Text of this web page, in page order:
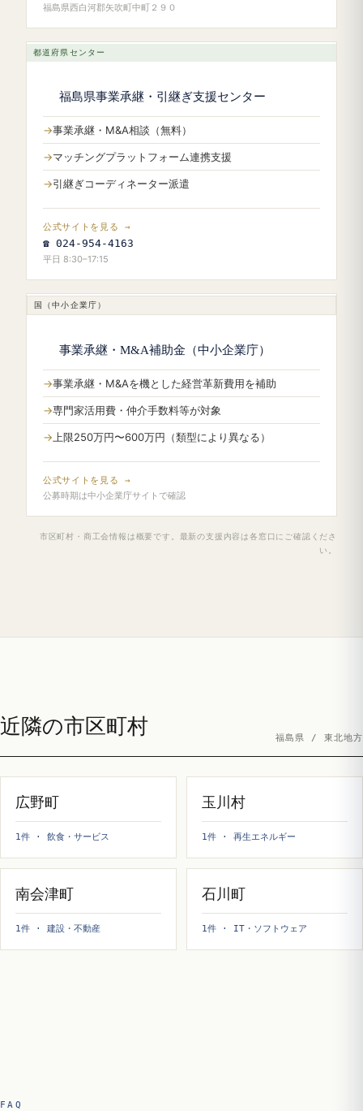
福島県西白河郡矢吹町中町２９０
都道府県センター
福島県事業承継・引継ぎ支援センター
事業承継・M&A相談（無料）
マッチングプラットフォーム連携支援
引継ぎコーディネーター派遣
公式サイトを見る →
☎ 024-954-4163
平日 8:30–17:15
国（中小企業庁）
事業承継・M&A補助金（中小企業庁）
事業承継・M&Aを機とした経営革新費用を補助
専門家活用費・仲介手数料等が対象
上限250万円〜600万円（類型により異なる）
公式サイトを見る →
公募時期は中小企業庁サイトで確認
市区町村・商工会情報は概要です。最新の支援内容は各窓口にご確認くださ
い。
近隣の市区町村 福島県 / 東北地方
広野町
1件 · 飲食・サービス
玉川村
1件 · 再生エネルギー
南会津町
1件 · 建設・不動産
石川町
1件 · IT・ソフトウェア
FAQ